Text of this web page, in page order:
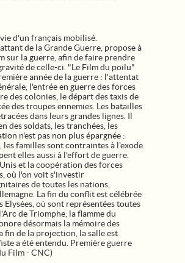
d'un français mobilisé.
de la Grande Guerre, propose à
sur la guerre, afin de faire prendre
de celle-ci. "Le Film du poilu"
année de la guerre : l'attentat
l'entrée en guerre des forces
des colonies, le départ des taxis de
des troupes ennemies. Les batailles
dans leurs grandes lignes. Il
des soldats, les tranchées, les
n'est pas non plus épargnée :
familles sont contraintes à l'exode.
elles aussi à l'effort de guerre.
et la coopération des forces
où l'on voit s'investir
de toutes les nations,
La fin du conflit est célébrée
Elysées, où sont représentées toutes
de Triomphe, la flamme du
désormais la mémoire des
fin de la projection, la salle est
a été entendu. Première guerre
Film - CNC)